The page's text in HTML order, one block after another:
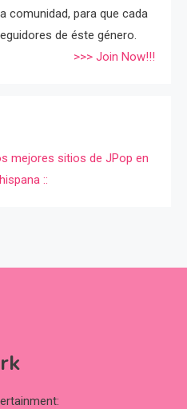
comunidad, para que cada
de éste género.
>>> Join Now!!!